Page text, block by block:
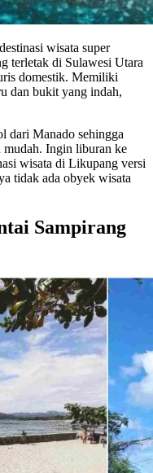
wisata super
terletak di Sulawesi Utara
domestik. Memiliki
dan bukit yang indah,
dari Manado sehingga
mudah. Ingin liburan ke
wisata di Likupang versi
tidak ada obyek wisata
Sampirang